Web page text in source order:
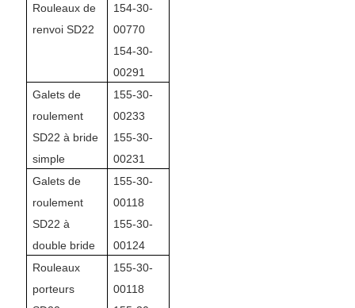
Rouleaux de
renvoi SD22
154-30-
00770
154-30-
00291
Galets de
roulement
SD22 à bride
simple
155-30-
00233
155-30-
00231
Galets de
roulement
SD22 à
double bride
155-30-
00118
155-30-
00124
Rouleaux
porteurs
155-30-
00118